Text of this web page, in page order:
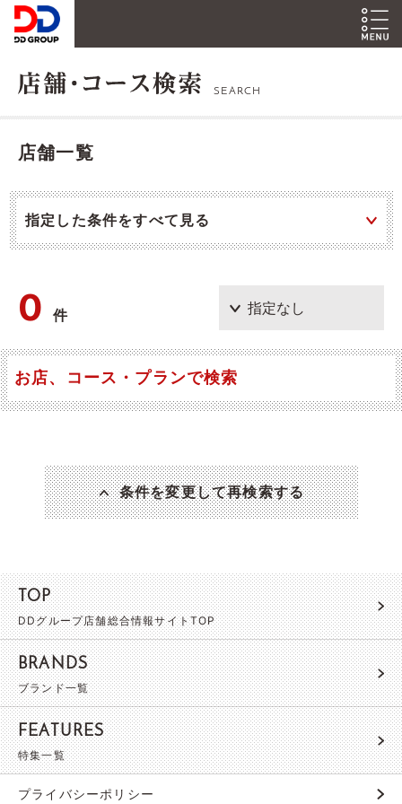
SEARCH
店舗一覧
指定した条件をすべて見る
0件
お店、コース・プランで検索
条件を変更して再検索する
TOP
DDグループ店舗総合情報サイトTOP
BRANDS
ブランド一覧
FEATURES
特集一覧
プライバシーポリシー